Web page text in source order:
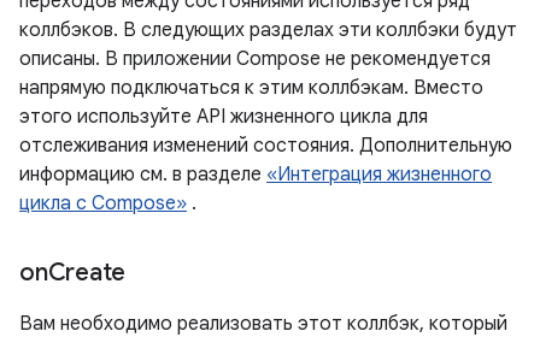
коллбэков. В следующих разделах эти коллбэки будут
описаны. В приложении Compose не рекомендуется
напрямую подключаться к этим коллбэкам. Вместо
этого используйте API жизненного цикла для
отслеживания изменений состояния. Дополнительную
информацию см. в разделе «Интеграция жизненного
цикла с Compose» .
onCreate
Вам необходимо реализовать этот коллбэк, который